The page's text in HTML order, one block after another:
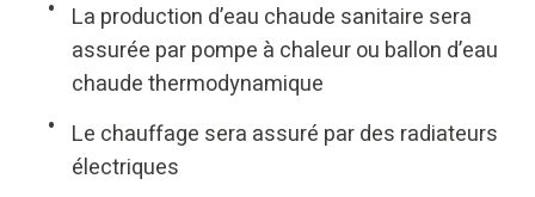
La production d’eau chaude sanitaire sera
assurée par pompe à chaleur ou ballon d’eau
chaude thermodynamique
Le chauffage sera assuré par des radiateurs
électriques